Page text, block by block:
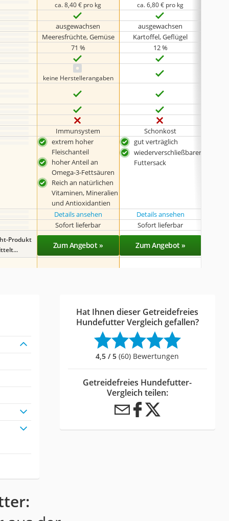
ca. 8,40 € pro kg ca. 6,80 € pro kg
ausgewachsen ausgewachsen
Meeresfrüchte, Gemüse Kartoffel, Geflügel
71 %
12 %
keine Herstellerangaben
Immunsystem Schonkost
extrem hoher
Fleischanteil
hoher Anteil an
Omega-3-Fettsäuren
Reich an natürlichen
Vitaminen, Mineralien
und Antioxidantien
gut verträglich
wiederverschließbarer
Futtersack
Details ansehen Details ansehen
Sofort lieferbar Sofort lieferbar
Produkt
Zum Angebot » Zum Angebot »
Hat Ihnen dieser Getreidefreies
Hundefutter Vergleich gefallen?
4,5 / 5 (60) Bewertungen
Getreidefreies Hundefutter-
Vergleich teilen: